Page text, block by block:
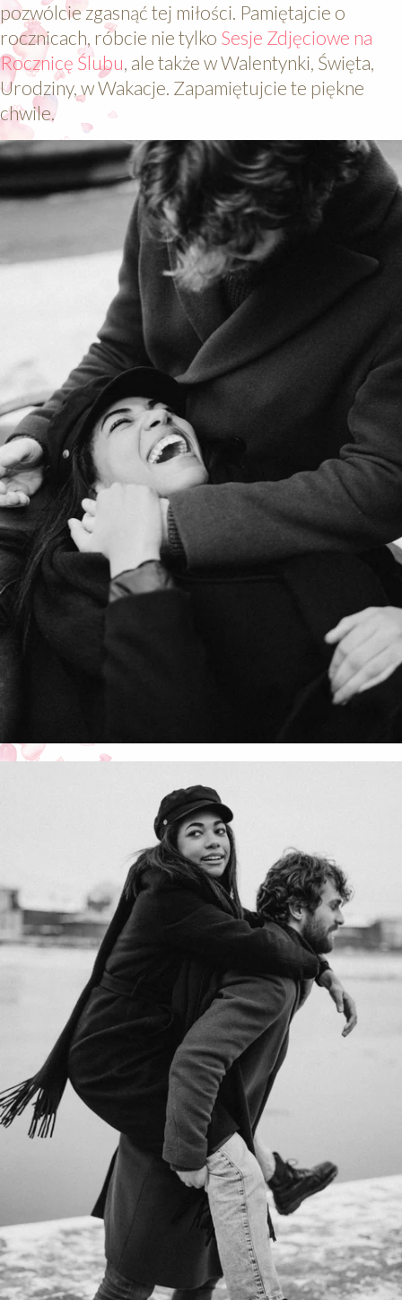
pozwólcie zgasnąć tej miłości. Pamiętajcie o
rocznicach, róbcie nie tylko Sesje Zdjęciowe na
Rocznicę Ślubu, ale także w Walentynki, Święta,
Urodziny, w Wakacje. Zapamiętujcie te piękne
chwile.